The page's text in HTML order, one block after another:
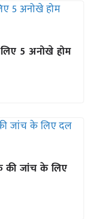
5 अनोखे होम
की जांच के लिए